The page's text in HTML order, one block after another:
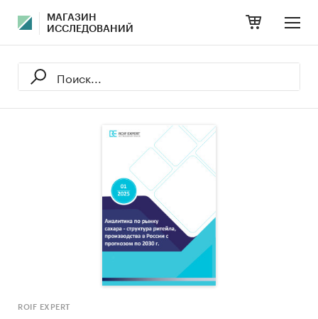
МАГАЗИН
ИССЛЕДОВАНИЙ
ROIF EXPERT